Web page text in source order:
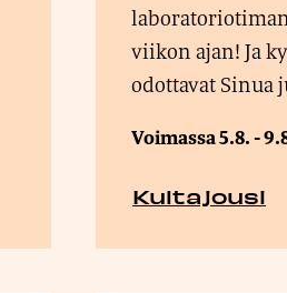
viikon ajan! Ja
odottavat Sinua
Voimassa 5.8. -
Kultajousi